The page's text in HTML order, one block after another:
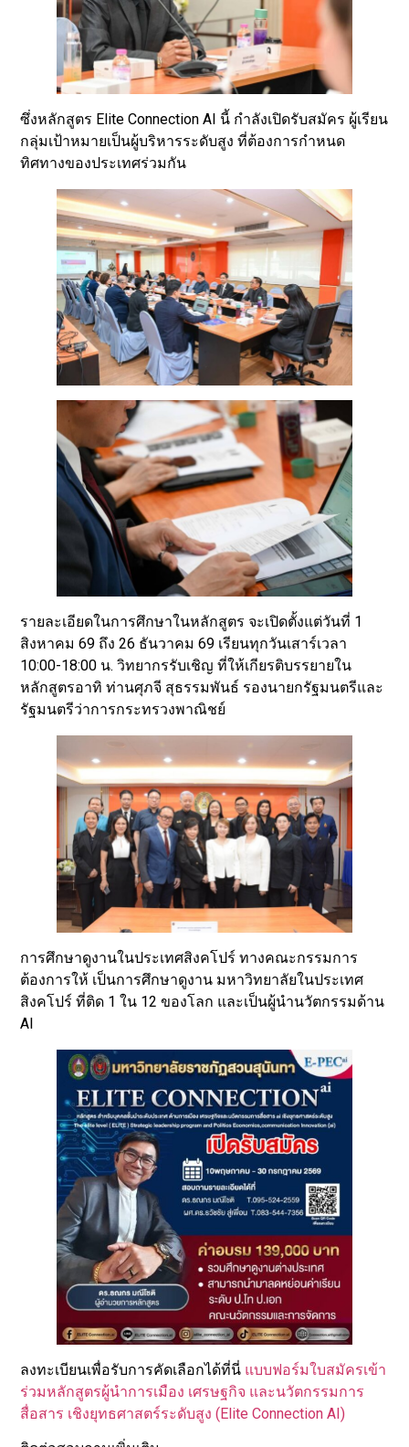
ซึ่งหลักสูตร Elite Connection AI นี้ กำลังเปิดรับสมัคร ผู้เรียน
กลุ่มเป้าหมายเป็นผู้บริหารระดับสูง ที่ต้องการกำหนด
ทิศทางของประเทศร่วมกัน
รายละเอียดในการศึกษาในหลักสูตร จะเปิดตั้งแต่วันที่ 1
สิงหาคม 69 ถึง 26 ธันวาคม 69 เรียนทุกวันเสาร์เวลา
10:00-18:00 น. วิทยากรรับเชิญ ที่ให้เกียรติบรรยายใน
หลักสูตรอาทิ ท่านศุภจี สุธรรมพันธ์ รองนายกรัฐมนตรีและ
รัฐมนตรีว่าการกระทรวงพาณิชย์
การศึกษาดูงานในประเทศสิงคโปร์ ทางคณะกรรมการ
ต้องการให้ เป็นการศึกษาดูงาน มหาวิทยาลัยในประเทศ
สิงคโปร์ ที่ติด 1 ใน 12 ของโลก และเป็นผู้นำนวัตกรรมด้าน
AI
ลงทะเบียนเพื่อรับการคัดเลือกได้ที่นี่ แบบฟอร์มใบสมัครเข้า
ร่วมหลักสูตรผู้นำการเมือง เศรษฐกิจ และนวัตกรรมการ
สื่อสาร เชิงยุทธศาสตร์ระดับสูง (Elite Connection AI)